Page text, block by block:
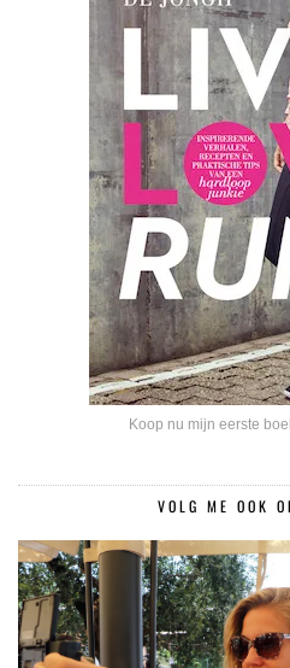
Koop nu mijn eerste
VOLG ME OOK